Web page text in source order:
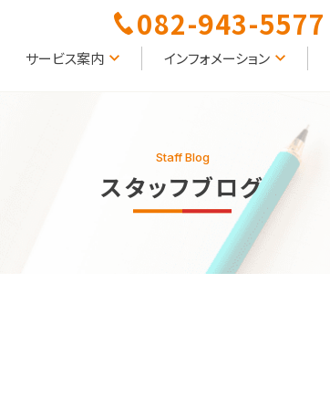
082-943-5577
サービス案内 インフォメーション
Staff Blog
スタッフブログ